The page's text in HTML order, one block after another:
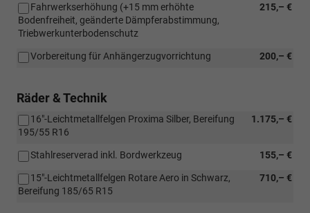
215,– €
Fahrwerkserhöhung (+15 mm erhöhte
Bodenfreiheit, geänderte Dämpferabstimmung,
Triebwerkunterbodenschutz
200,– €
Vorbereitung für Anhängerzugvorrichtung
Räder & Technik
1.175,– €
16"-Leichtmetallfelgen Proxima Silber, Bereifung
195/55 R16
155,– €
Stahlreserverad inkl. Bordwerkzeug
710,– €
15"-Leichtmetallfelgen Rotare Aero in Schwarz,
Bereifung 185/65 R15